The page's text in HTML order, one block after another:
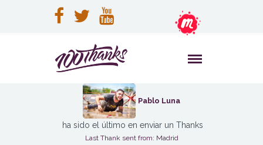
Pablo Luna
ha sido el último en enviar un Thanks
Last Thank sent from: Madrid